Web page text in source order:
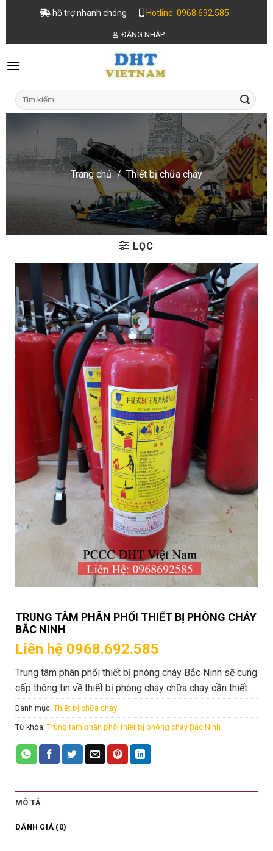
hỗ trợ nhanh chóng Hotline: 0968.692.585
ĐĂNG NHẬP
Tìm
kiếm:
Trang chủ / Thiết bị chữa cháy
LỌC
TRUNG TÂM PHÂN PHỐI THIẾT BỊ PHÒNG CHÁY
BẮC NINH
Liên hệ 0968.692.585
Trung tâm phân phối thiết bị phòng cháy Bắc Ninh sẽ cung
cấp thông tin về thiết bị phòng cháy chữa cháy cần thiết.
Danh mục: Thiết bị chữa cháy
Từ khóa: Trung tâm phân phối thiết bị phòng cháy Bắc Ninh
MÔ TẢ
ĐÁNH GIÁ (0)